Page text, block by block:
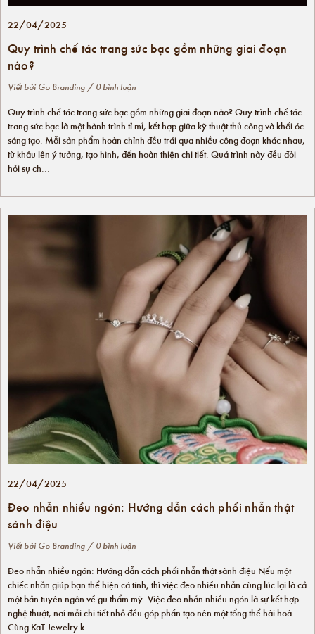
22/04/2025
Quy trình chế tác trang sức bạc gồm những giai đoạn
nào?
Viết bởi Go Branding / 0 bình luận
Quy trình chế tác trang sức bạc gồm những giai đoạn nào? Quy trình chế tác
trang sức bạc là một hành trình tỉ mỉ, kết hợp giữa kỹ thuật thủ công và khối óc
sáng tạo. Mỗi sản phẩm hoàn chỉnh đều trải qua nhiều công đoạn khác nhau,
từ khâu lên ý tưởng, tạo hình, đến hoàn thiện chi tiết. Quá trình này đều đòi
hỏi sự ch...
22/04/2025
Đeo nhẫn nhiều ngón: Hướng dẫn cách phối nhẫn thật
sành điệu
Viết bởi Go Branding / 0 bình luận
Đeo nhẫn nhiều ngón: Hướng dẫn cách phối nhẫn thật sành điệu Nếu một
chiếc nhẫn giúp bạn thể hiện cá tính, thì việc đeo nhiều nhẫn cùng lúc lại là cả
một bản tuyên ngôn về gu thẩm mỹ. Việc đeo nhẫn nhiều ngón là sự kết hợp
nghệ thuật, nơi mỗi chi tiết nhỏ đều góp phần tạo nên một tổng thể hài hoà.
Cùng KaT Jewelry k...